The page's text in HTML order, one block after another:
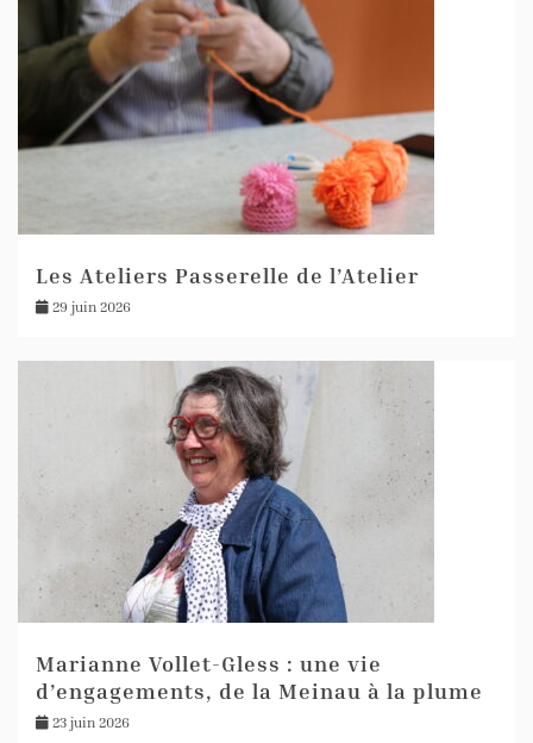
Les Ateliers Passerelle de l’Atelier
29 juin 2026
Marianne Vollet-Gless : une vie
d’engagements, de la Meinau à la plume
23 juin 2026